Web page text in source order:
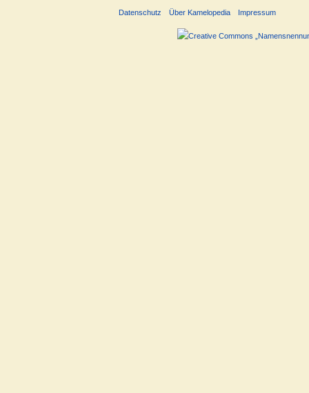
Datenschutz Über Kamelopedia Impressum